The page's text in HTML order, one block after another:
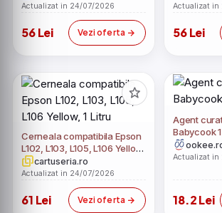
Actualizat in 24/07/2026
56 Lei Vezi oferta
Actualizat in
56 Lei
Cerneala compatibila Epson
L102, L103, L105, L106 Yellow,
1 Litrucartuseria.ro
Actualizat in 24/07/2026
61 Lei Vezi oferta
Agent
Babycook
Actualizat in
18.2 Lei